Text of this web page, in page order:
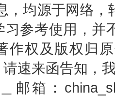
，均源于网络
习参考使用，并
作权及版权归
速来函告知，
邮箱：